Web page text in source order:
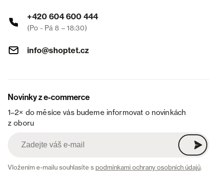
+420 604 600 444
(Po - Pá 8 – 18:30)
info@shoptet.cz
Novinky z e-commerce
1–2× do měsíce vás budeme informovat o novinkách
z oboru
Vložením e-mailu souhlasíte spodmínkami ochrany osobních údajů.